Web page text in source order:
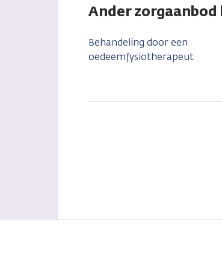
Ander zorgaanbod
Behandeling door een
oedeemfysiotherapeut